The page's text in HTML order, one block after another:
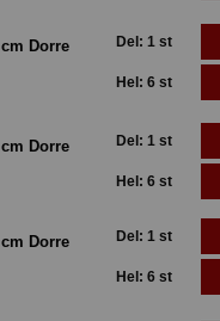
Dorre Del: 1 st
Hel: 6 st
Dorre Del: 1 st
Hel: 6 st
Dorre Del: 1 st
Hel: 6 st